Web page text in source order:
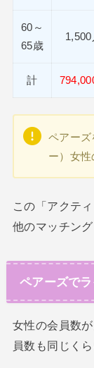
60～
65歳
1,500
計
ペアー
ー）女
この「アクテ
他のマッチン
ペアーズで
女性の会員数
員数も同じく